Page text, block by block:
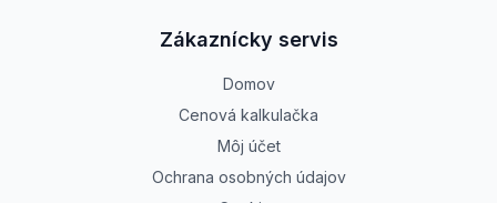
Zákaznícky servis
Domov
Cenová kalkulačka
Môj účet
Ochrana osobných údajov